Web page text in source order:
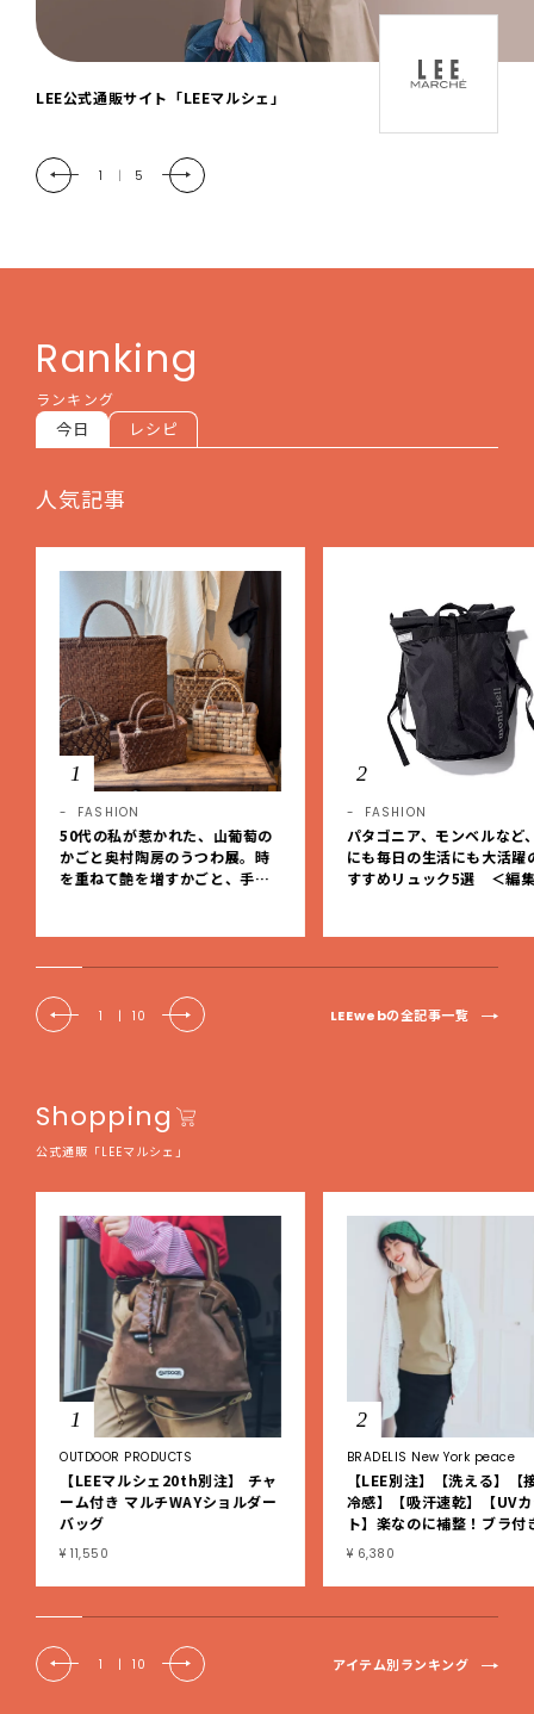
「LEE DAYS」本物志向にときめく。大人カ
2 | 5
Ranking
ランキング
今日 レシピ
人気記事
1
FASHION
50代の私が惹かれた、山葡萄の
かごと奥村陶房のうつわ展。時
を重ねて艶を増すかごと、手仕
2
FASHION
パタゴニア、モンベルなど
にも毎日の生活にも大活躍
すすめリュック5選 ＜編
1 | 10 LEEwebの全記事一覧
Shopping
公式通販「LEEマルシェ」
1
OUTDOOR PRODUCTS
【LEEマルシェ20th別注】 チャ
ーム付き マルチWAYショルダー
バッグ
¥ 11,550
2
BRADELIS New York peace
【LEE別注】【洗える】【
冷感】【吸汗速乾】【UV
ト】楽なのに補整！ブラ付
ブタンクトップ
¥ 6,380
1 | 10 アイテム別ランキング